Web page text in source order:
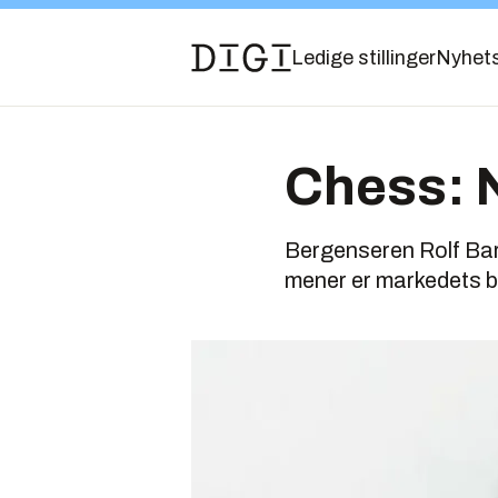
Ledige stillinger
Chess:
Bergenseren Rolf
mener er markedets